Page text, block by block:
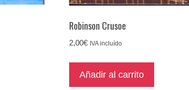
Robinson Crusoe
2,00€ IVA incluído
Añadir al carrito